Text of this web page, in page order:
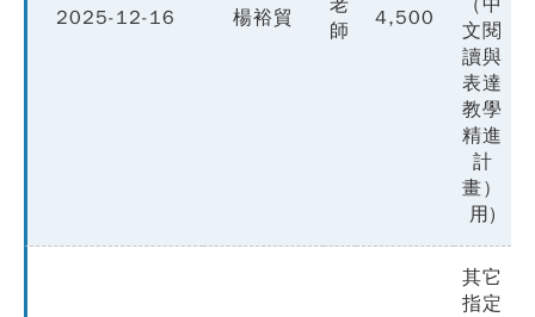
2025-12-16 楊裕貿
老
師
4,500
（中
文閱
讀與
表達
教學
精進
計
畫）
用)
其它
指定